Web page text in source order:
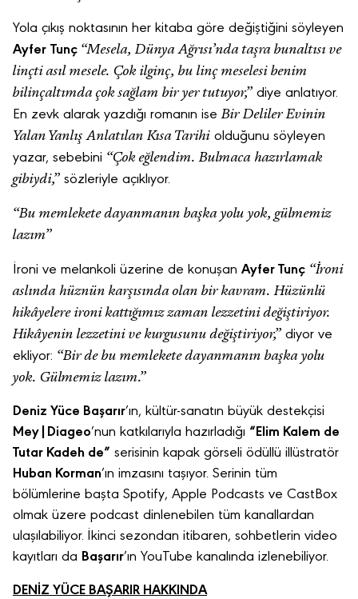
Yola çıkış noktasının her kitaba göre değiştiğini söyleyen
Ayfer Tunç “Mesela, Dünya Ağrısı’nda taşra bunaltısı ve
linçti asıl mesele. Çok ilginç, bu linç meselesi benim
bilinçaltımda çok sağlam bir yer tutuyor,” diye anlatıyor.
En zevk alarak yazdığı romanın iseBir Deliler Evinin
Yalan Yanlış Anlatılan Kısa Tarihi olduğunu söyleyen
yazar, sebebini “Çok eğlendim. Bulmaca hazırlamak
gibiydi,” sözleriyle açıklıyor.
“Bu memlekete dayanmanın başka yolu yok, gülmemiz
lazım”
İroni ve melankoli üzerine de konuşan Ayfer Tunç “İroni
aslında hüznün karşısında olan bir kavram. Hüzünlü
hikâyelere ironi kattığımız zaman lezzetini değiştiriyor.
Hikâyenin lezzetini ve kurgusunu değiştiriyor,” diyor ve
ekliyor: “Bir de bu memlekete dayanmanın başka yolu
yok. Gülmemiz lazım.”
Deniz Yüce Başarır’ın, kültür-sanatın büyük destekçisi
Mey|Diageo’nun katkılarıyla hazırladığı “Elim Kalem de
Tutar Kadeh de” serisinin kapak görseli ödüllü illüstratör
Huban Korman’ın imzasını taşıyor. Serinin tüm
bölümlerine başta Spotify, Apple Podcasts ve CastBox
olmak üzere podcast dinlenebilen tüm kanallardan
ulaşılabiliyor. İkinci sezondan itibaren, sohbetlerin video
kayıtları da Başarır’ın YouTube kanalında izlenebiliyor.
DENİZ YÜCE BAŞARIR HAKKINDA